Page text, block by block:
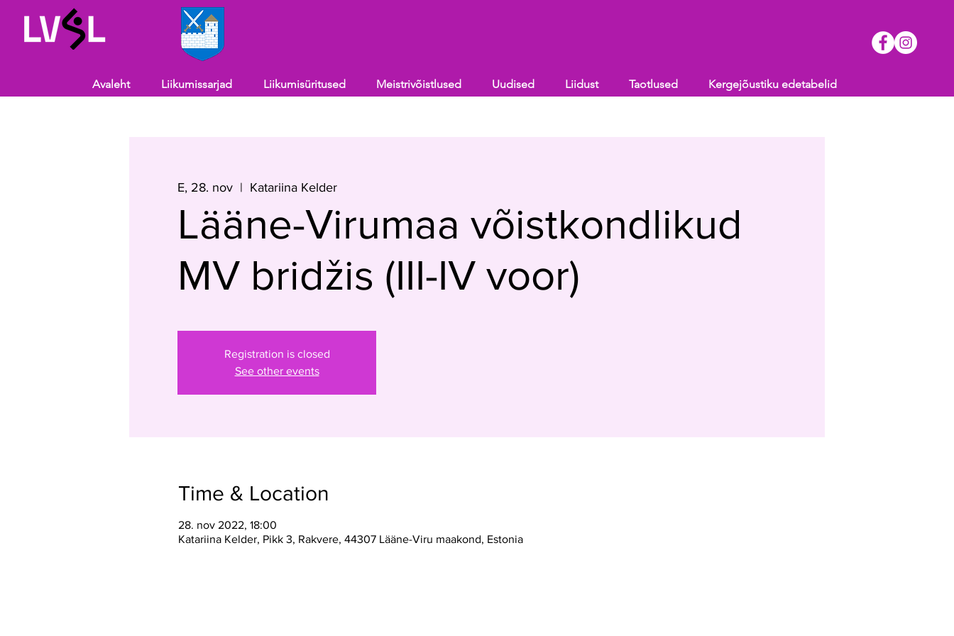
Avaleht Liikumissarjad Liikumisüritused Meistrivõistlused Uudised Liidust Taotlused Kergejõustiku edetabelid
E, 28. nov
  |
Katariina Kelder
Lääne-Virumaa võistkondlikud
MV bridžis (III-IV voor)
Registration is closed
See other events
Time & Location
28. nov 2022, 18:00
Katariina Kelder, Pikk 3, Rakvere, 44307 Lääne-Viru maakond, Estonia